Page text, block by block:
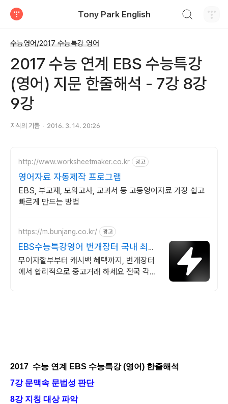
Tony Park English
수능영어/2017 수능특강 영어
2017 수능 연계 EBS 수능특강
(영어) 지문 한줄해석 - 7강 8강
9강
지식의 기쁨 2016. 3. 14. 20:26
http://www.worksheetmaker.co.kr 광고
영어자료 자동제작 프로그램
EBS, 부교재, 모의고사, 교과서 등 고등영어자료 가장 쉽고
빠르게 만드는 방법
https://m.bunjang.co.kr/ 광고
EBS수능특강영어 번개장터 국내 최대
브랜드 중고거래
무이자할부부터 캐시백 혜택까지, 번개장터
에서 합리적으로 중고거래 하세요 전국 각지
2017 수능 연계 EBS 수능특강 (영어) 한줄해석
7강 문맥속 문법성 판단
8강 지칭 대상 파악